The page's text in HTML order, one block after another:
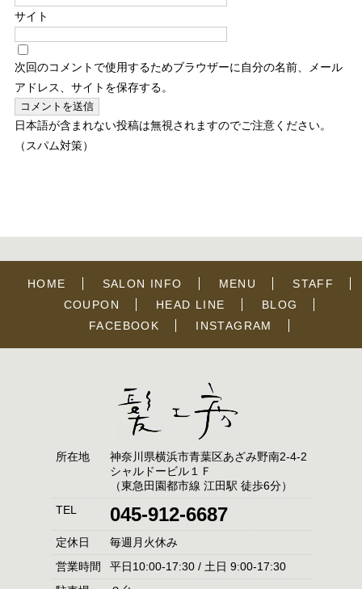
サイト
次回のコメントで使用するためブラウザーに自分の名前、メール
アドレス、サイトを保存する。
日本語が含まれない投稿は無視されますのでご注意ください。
（スパム対策）
HOME SALON INFO MENU
STAFF
COUPON
HEAD LINE
BLOG
FACEBOOK
INSTAGRAM
所在地
神奈川県横浜市青葉区あざみ野南2-4-2
シャルドービル１Ｆ
（東急田園都市線 江田駅 徒歩6分）
TEL
045-912-6687
定休日
毎週月火休み
営業時間
平日10:00-17:30 / 土日 9:00-17:30